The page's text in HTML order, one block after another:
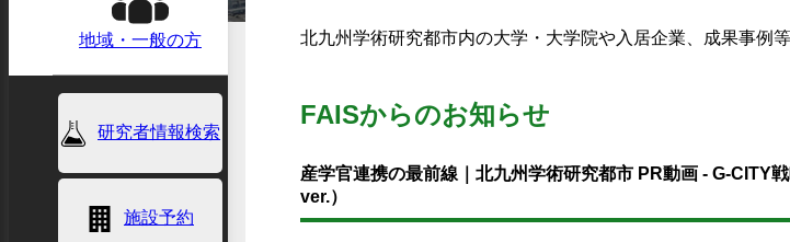
地域・一般の方
研究者情報検索
施設予約
北九州学術研究都市内の大学・大学院や入居企業、成果事例
FAISからのお知らせ
産学官連携の最前線｜北九州学術研究都市 PR動画 - G-CITY
ver.）